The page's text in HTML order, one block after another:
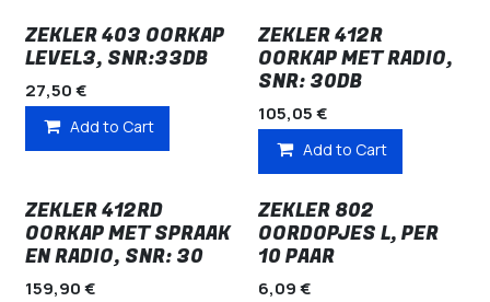
ZEKLER 403 OORKAP
LEVEL3, SNR:33DB
27,50€
Add to Cart
ZEKLER 412R
OORKAP MET RADIO,
SNR: 30DB
105,05€
Add to Cart
ZEKLER 412RD
OORKAP MET SPRAAK
EN RADIO, SNR: 30
159,90€
ZEKLER 802
OORDOPJES L, PER
10 PAAR
6,09€